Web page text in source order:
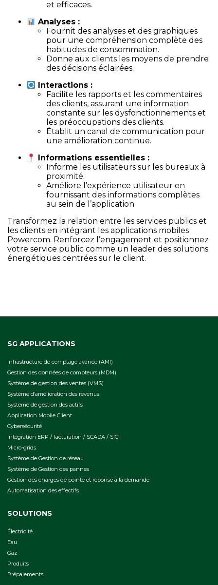
et efficaces.
Analyses :
Fournit des analyses et des graphiques
pour une compréhension complète des
habitudes de consommation.
Donne aux clients les moyens de prendre
des décisions éclairées.
Interactions :
Facilite les rapports et les commentaires
des clients, assurant une information
constante sur les dysfonctionnements et
les préoccupations des clients.
Établit un canal de communication pour
une amélioration continue.
Informations essentielles :
Informe les utilisateurs sur les bureaux à
proximité.
Améliore l’expérience utilisateur en
fournissant des informations complètes
au sein de l’application.
Transformez la relation entre les services publics et
les clients en intégrant les applications mobiles
Powercom. Renforcez l’engagement et positionnez
votre service public comme un leader des solutions
énergétiques centrées sur le client.
SG APPLICATIONS
Infrastructure de comptage avancé (AMI)
Gestion des données de compteurs (MDM)
Système de gestion des ventes (VMS)
Système d’amélioration des revenus
Système de gestion des actifs
Application Mobile Client
Cybersécurité
Intégration ERP / facturation / SCADA / SIG
Micro-grids
Système de Gestion de réseau
Système de Gestion des pannes
Gestion des charges de pointe et réponse à la demande
Automatisation des effectifs
SOLUTIONS
Électricité
Eau
Gaz
Produits
Prépaiements